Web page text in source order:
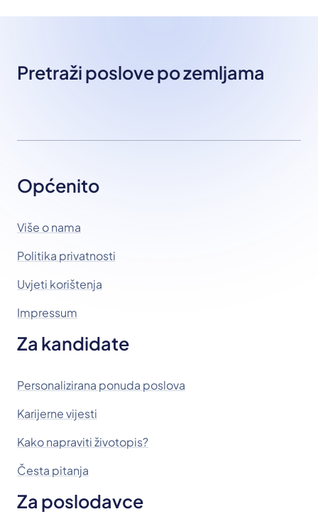
Pretraži poslove po zemljama
Općenito
Više o nama
Politika privatnosti
Uvjeti korištenja
Impressum
Za kandidate
Personalizirana ponuda poslova
Karijerne vijesti
Kako napraviti životopis?
Česta pitanja
Za poslodavce